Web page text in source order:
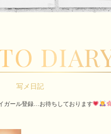
写メ日記
ガール登録…お待ちしております